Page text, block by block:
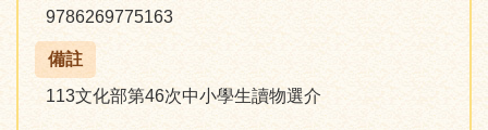
9786269775163
備註
113文化部第46次中小學生讀物選介